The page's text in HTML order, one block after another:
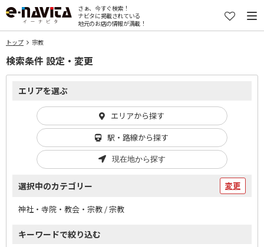
さぁ、今すぐ検索！
ナビタに掲載されている
地元のお店の情報が満載！
トップ 宗教
検索条件 設定・変更
エリアを選ぶ
エリアから探す
駅・路線から探す
現在地から探す
選択中のカテゴリー 変更
神社・寺院・教会・宗教 / 宗教
キーワードで絞り込む